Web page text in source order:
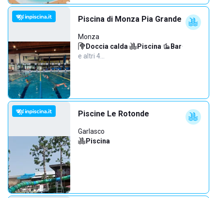
Piscina di Monza Pia Grande
Monza
Doccia calda· Piscina· Bar·
e altri 4…
Piscine Le Rotonde
Garlasco
Piscina